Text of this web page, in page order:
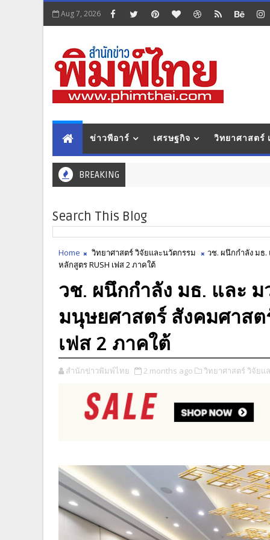
Aug 7, 2026
ข่าวพีอาร์ เศรษฐกิจ วิทยาศาสตร์
BREAKING
Search This Blog
Home วิทยาศาสตร์ วิจัยและนวัตกรรม
วช. ผนึกกำลัง มธ
หลักสูตร RUSH เฟส 2 ภาคใต้
วช. ผนึกกำลัง มธ. และ
มนุษยศาสตร์ สังคมศาสต
เฟส 2 ภาคใต้
สำนักข่าวพิมพ์ไทย 2 months ago วิทยาศาสตร์ วิจัยแ